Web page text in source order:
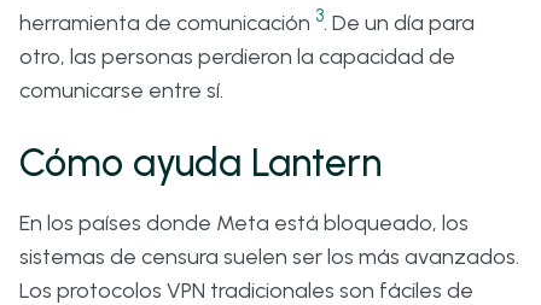
herramienta de comunicación 3. De un día para
otro, las personas perdieron la capacidad de
comunicarse entre sí.
Cómo ayuda Lantern
En los países donde Meta está bloqueado, los
sistemas de censura suelen ser los más avanzados.
Los protocolos VPN tradicionales son fáciles de